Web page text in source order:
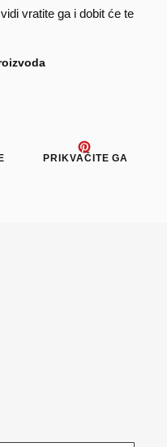
vratite ga i dobit će te
TWEETAJTEPRIKVAČITE GA